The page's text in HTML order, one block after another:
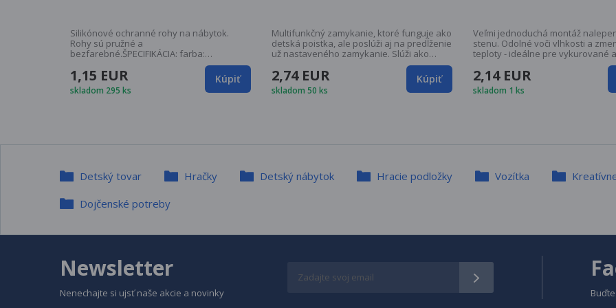
Silikónové ochranné rohy na nábytok.
Rohy sú pružné a
bezfarebné.ŠPECIFIKÁCIA: farba:
transparentná materiál: silikón vonkajšie
rozmery (priemer): 3, 5 cm vnútorné
rozmery (šírka/dĺžka/výška): 2,5x2,5x2cm
1,15 EUR
skladom 295 ks
Kúpiť
Multifunkčný zamykanie, ktoré funguje ako
detská poistka, ale poslúži aj na predĺženie
už nastaveného zamykanie. Slúži ako
výborná ochrana pred poranením
zvedavého dieťaťa. Fixácia sa aplikuje
pomocou prísaviek na jednotlivých
koncoch celého zamykacieho mechanizmu.
2,74 EUR
skladom 50 ks
Kúpiť
Veľmi jednoduchá montáž
stenu. Odolné voči vlhkosti a zmenám
teploty - ideálne pre vykurované a
1,5 cm (možno skrátiť) < br /> 1
Balenie: Fólie
2,14 EUR
skladom 1 ks
Detský tovar Hračky Detský nábytok Hracie podložky Vozítka
Dojčenské potreby
Newsletter
Nenechajte si ujsť naše akcie a novinky